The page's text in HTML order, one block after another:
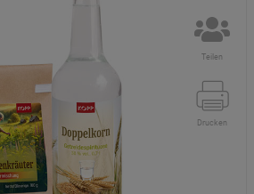
Teilen
Drucken